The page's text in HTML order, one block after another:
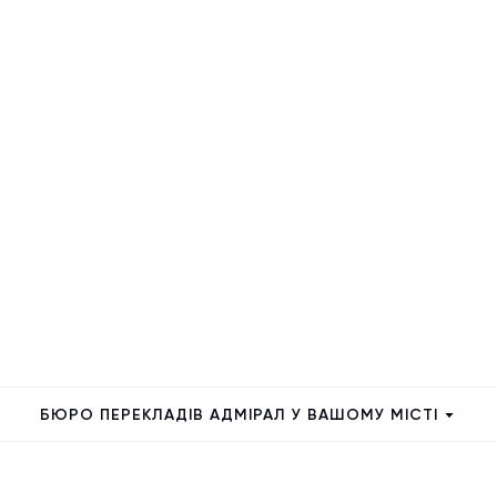
БЮРО ПЕРЕКЛАДІВ АДМІРАЛ У ВАШОМУ МІСТІ